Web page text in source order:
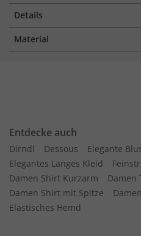
Details
Material
Entdecke auch
Dirndl Dessous
Elegante
Elegantes Langes Kleid
Damen Shirt Kurzarm
Damen
Damen Shirt mit Spitze
Elastisches Hemd